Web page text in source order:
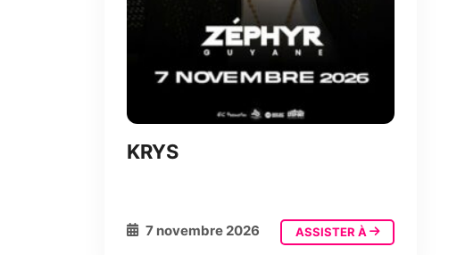
KRYS
7 novembre 2026 ASSISTER À